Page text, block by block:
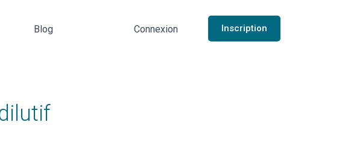
Blog Connexion Inscription